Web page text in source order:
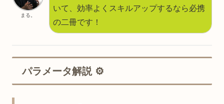
まる。
いて、効率よくスキルアップするなら必携
の二冊です！
パラメータ解説 ⚙️